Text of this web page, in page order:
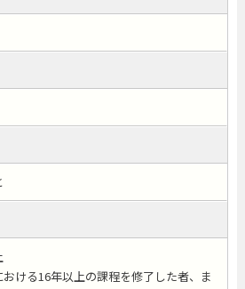
ける16年以上の課程を修了した者、ま